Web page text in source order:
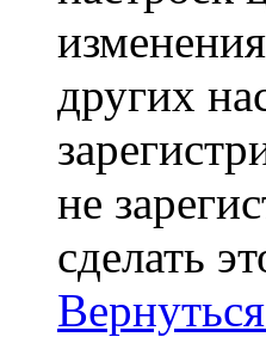
других
не
сделать